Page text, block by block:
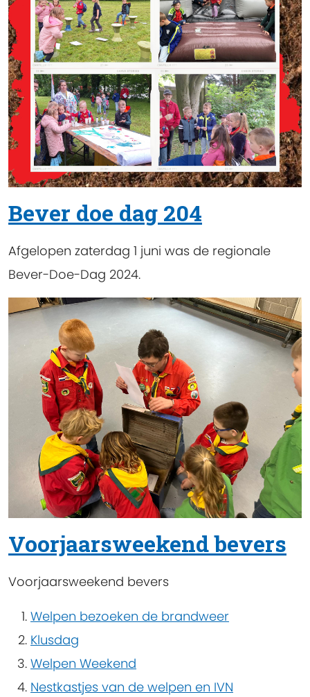
Bever doe dag 204
Afgelopen zaterdag 1 juni was de regionale
Bever-Doe-Dag 2024.
Voorjaarsweekend bevers
Voorjaarsweekend bevers
Welpen bezoeken de brandweer
Klusdag
Welpen Weekend
Nestkastjes van de welpen en IVN